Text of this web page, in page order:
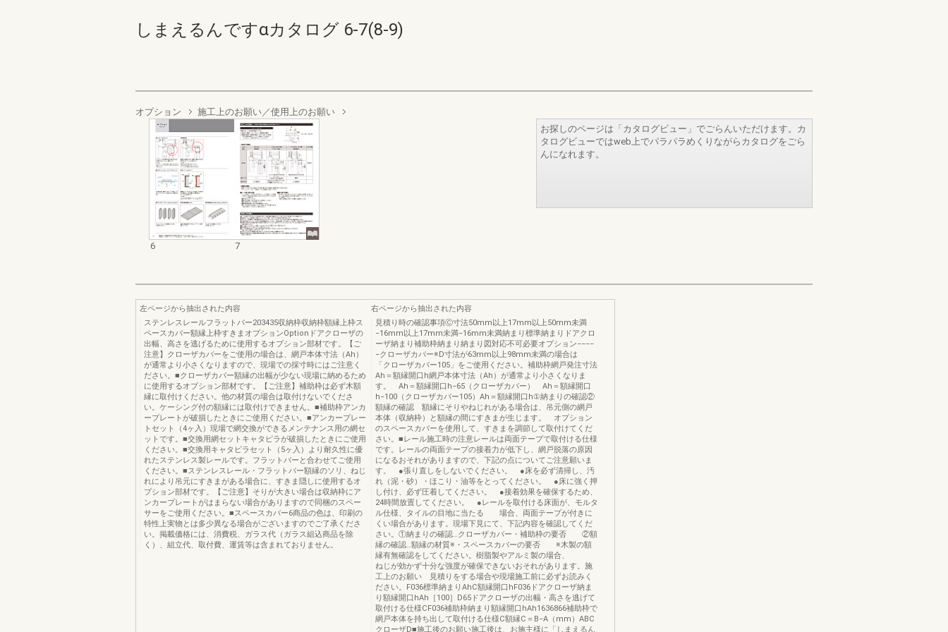
しまえるんですαカタログ 6-7(8-9)
オプション 施工上のお願い／使用上のお願い
6 7
お探しのページは「カタログビュー」でごらんいただけます。カ
タログビューではweb上でパラパラめくりながらカタログをごら
んになれます。
左ページから抽出された内容
ステンレスレールフラットバー203435収納枠収納枠額縁上枠ス
ペースカバー額縁上枠すきまオプションOptionドアクローザの
出幅、高さを逃げるために使用するオプション部材です。【ご
注意】クローザカバーをご使用の場合は、網戸本体寸法（Ah）
が通常より小さくなりますので、現場での採寸時にはご注意く
ださい。■クローザカバー額縁の出幅が少ない現場に納めるため
に使用するオプション部材です。【ご注意】補助枠は必ず木額
縁に取付けください。他の材質の場合は取付けないでくださ
い。ケーシング付の額縁には取付けできません。■補助枠アンカ
ープレートが破損したときにご使用ください。■アンカープレー
トセット（4ヶ入）現場で網交換ができるメンテナンス用の網セ
ットです。■交換用網セットキャタピラが破損したときにご使用
ください。■交換用キャタピラセット（5ヶ入）より耐久性に優
れたステンレス製レールです。フラットバーと合わせてご使用
ください。■ステンレスレール・フラットバー額縁のソリ、ねじ
れにより吊元にすきまがある場合に、すきま隠しに使用するオ
プション部材です。【ご注意】そりが大きい場合は収納枠にア
ンカープレートがはまらない場合がありますので同梱のスペー
サーをご使用ください。■スペースカバー6商品の色は、印刷の
特性上実物とは多少異なる場合がございますのでご了承くださ
い。掲載価格には、消費税、ガラス代（ガラス組込商品を除
く）、組立代、取付費、運賃等は含まれておりません。
右ページから抽出された内容
見積り時の確認事項Ⓒ寸法50mm以上17mm以上50mm未満
−16mm以上17mm未満−16mm未満納まり標準納まりドアクロ
ーザ納まり補助枠納まり納まり図対応不可必要オプション−−−−
−クローザカバー※D寸法が63mm以上98mm未満の場合は
「クローザカバー105」をご使用ください。補助枠網戸発注寸法
Ah＝額縁開口h網戸本体寸法（Ah）が通常より小さくなりま
す。 Ah＝額縁開口h−65（クローザカバー） Ah＝額縁開口
h−100（クローザカバー105）Ah＝額縁開口h①納まりの確認②
額縁の確認 額縁にそりやねじれがある場合は、吊元側の網戸
本体（収納枠）と額縁の間にすきまが生じます。 オプション
のスペースカバーを使用して、すきまを調節して取付けてくだ
さい。■レール施工時の注意レールは両面テープで取付ける仕様
です。レールの両面テープの接着力が低下し、網戸脱落の原因
になるおそれがありますので、下記の点についてご注意願いま
す。 ●張り直しをしないでください。 ●床を必ず清掃し、汚
れ（泥・砂）・ほこり・油等をとってください。 ●床に強く押
し付け、必ず圧着してください。 ●接着効果を確保するため、
24時間放置してください。 ●レールを取付ける床面が、モルタ
ル仕様、タイルの目地に当たる 場合、両面テープが付きに
くい場合があります。現場下見にて、下記内容を確認してくだ
さい。①納まりの確認…クローザカバー・補助枠の要否 ②額
縁の確認…額縁の材質※・スペースカバーの要否 ※木製の額
縁有無確認をしてください。樹脂製やアルミ製の場合、
ねじが効かず十分な強度が確保できないおそれがあります。施
工上のお願い 見積りをする場合や現場施工前に必ずお読みく
ださい。F036標準納まりAhC額縁開口hF036ドアクローザ納ま
り額縁開口hAh［100］D65ドアクローザの出幅・高さを逃げて
取付ける仕様CF036補助枠納まり額縁開口hAh1636866補助枠で
網戸本体を持ち出して取付ける仕様C額縁C＝B−A（mm）ABC
クローザD■施工後のお願い施工後は、お施主様に「しまえるん